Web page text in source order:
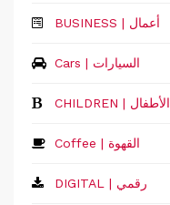
‏BUSINESS | أعمال
Cars | السيارات
CHILDREN | الأطفال
Coffee | القهوة
DIGITAL | رقمي